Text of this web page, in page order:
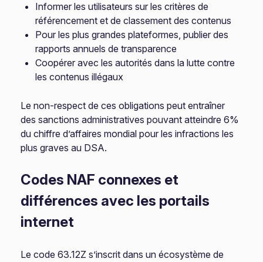
Informer les utilisateurs sur les critères de
référencement et de classement des contenus
Pour les plus grandes plateformes, publier des
rapports annuels de transparence
Coopérer avec les autorités dans la lutte contre
les contenus illégaux
Le non-respect de ces obligations peut entraîner
des sanctions administratives pouvant atteindre 6%
du chiffre d’affaires mondial pour les infractions les
plus graves au DSA.
Codes NAF connexes et
différences avec les portails
internet
Le code 63.12Z s’inscrit dans un écosystème de